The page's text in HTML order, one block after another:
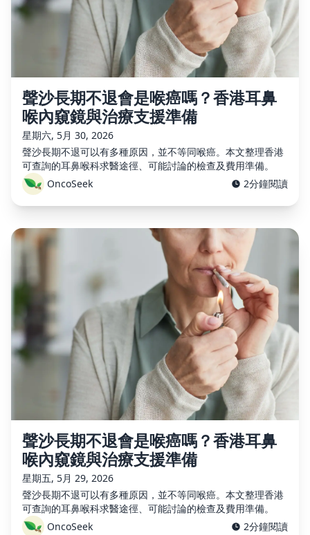
聲沙長期不退會是喉癌嗎？香港耳鼻
喉內窺鏡與治療支援準備
星期六, 5月 30, 2026
聲沙長期不退可以有多種原因，並不等同喉癌。本文整理香港
可查詢的耳鼻喉科求醫途徑、可能討論的檢查及費用準備。
OncoSeek
2分鐘閱讀
聲沙長期不退會是喉癌嗎？香港耳鼻
喉內窺鏡與治療支援準備
星期五, 5月 29, 2026
聲沙長期不退可以有多種原因，並不等同喉癌。本文整理香港
可查詢的耳鼻喉科求醫途徑、可能討論的檢查及費用準備。
OncoSeek
2分鐘閱讀